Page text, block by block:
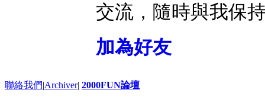
交流，隨時與我保
加為好友
聯絡我們|Archiver| 2000FUN論壇